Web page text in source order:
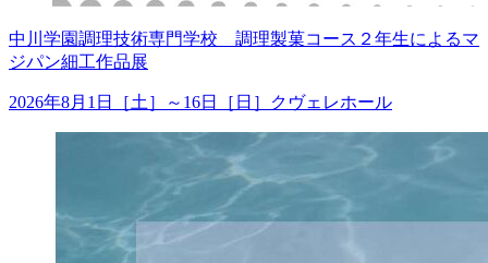
中川学園調理技術専門学校 調理製菓コース２年生によるマ
ジパン細工作品展
2026年8月1日［土］～16日［日］ クヴェレホール